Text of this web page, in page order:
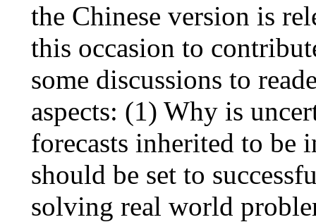
the Chinese version is
this occasion to
some discussions to
aspects: (1) Why is
forecasts inherited to be
should be set to
solving real world